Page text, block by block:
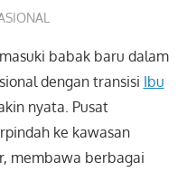
babak baru dalam
dengan transisi Ibu
nyata. Pusat
ke kawasan
membawa berbagai